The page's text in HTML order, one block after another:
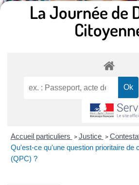
La Journée de
Accueil particuliers > Justice >
Qu'est-ce qu'une question prioritaire de
(QPC) ?